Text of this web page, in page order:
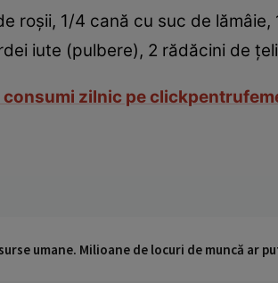
roșii, 1/4 cană cu suc de lămâie,
iute (pulbere), 2 rădăcini de
zilnic pe
umane. Milioane de locuri de muncă ar